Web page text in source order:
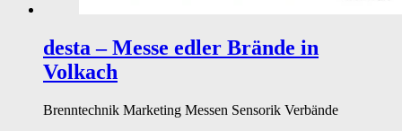
desta – Messe edler Brände in
Volkach
Brenntechnik Marketing Messen Sensorik Verbände